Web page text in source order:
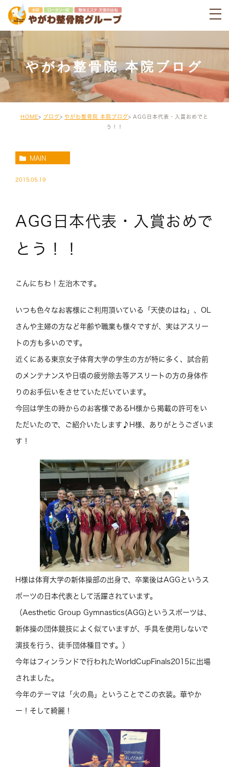
やがわ整骨院 本院ブログ
HOME ブログ やがわ整骨院 本院ブログ
AGG日本代表・入賞おめでと
う！！
MAIN
2015.05.19
AGG日本代表・入賞おめで
とう！！
こんにちわ！左治木です。
いつも色々なお客様にご利用頂いている「天使のはね」、OL
さんや主婦の方など年齢や職業も様々ですが、実はアスリー
トの方も多いのです。
近くにある東京女子体育大学の学生の方が特に多く、試合前
のメンテナンスや日頃の疲労除去等アスリートの方の身体作
りのお手伝いをさせていただいています。
今回は学生の時からのお客様であるH様から掲載の許可をい
ただいたので、ご紹介いたします♪H様、ありがとうございま
す！
H様は体育大学の新体操部の出身で、卒業後はAGGというス
ポーツの日本代表として活躍されています。
（Aesthetic Group Gymnastics(AGG)というスポーツは、
新体操の団体競技によく似ていますが、手具を使用しないで
演技を行う、徒手団体種目です。）
今年はフィンランドで行われたWorldCupFinals2015に出場
されました。
今年のテーマは「火の鳥」ということでこの衣装。華やか
ー！そして綺麗！